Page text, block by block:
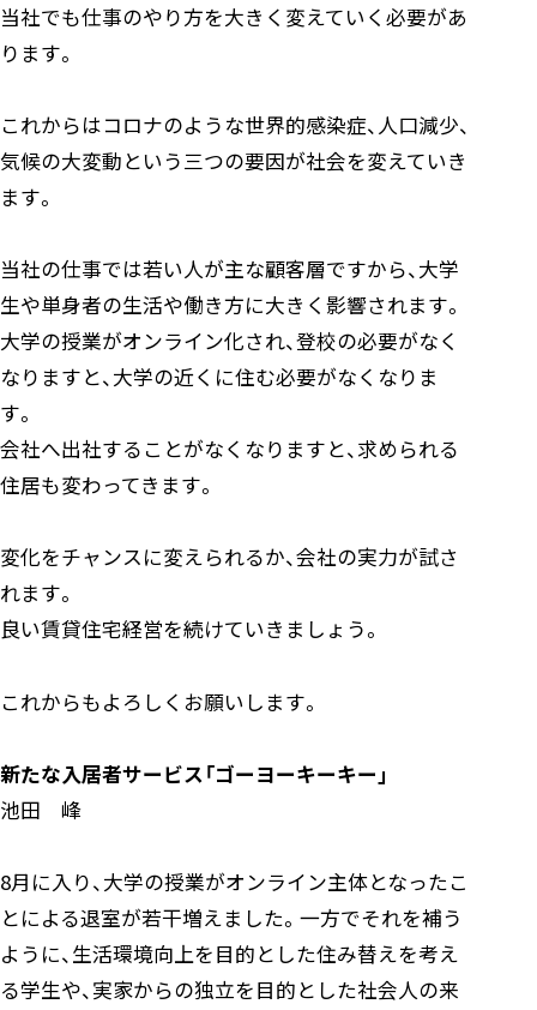
当社でも仕事のやり方を大きく変えていく必要があ
ります。
これからはコロナのような世界的感染症、人口減少、
気候の大変動という三つの要因が社会を変えていき
ます。
当社の仕事では若い人が主な顧客層ですから、大学
生や単身者の生活や働き方に大きく影響されます。
大学の授業がオンライン化され、登校の必要がなく
なりますと、大学の近くに住む必要がなくなりま
す。
会社へ出社することがなくなりますと、求められる
住居も変わってきます。
変化をチャンスに変えられるか、会社の実力が試さ
れます。
良い賃貸住宅経営を続けていきましょう。
これからもよろしくお願いします。
新たな入居者サービス「ゴーヨーキーキー」
池田 峰
8月に入り、大学の授業がオンライン主体となったこ
とによる退室が若干増えました。一方でそれを補う
ように、生活環境向上を目的とした住み替えを考え
る学生や、実家からの独立を目的とした社会人の来